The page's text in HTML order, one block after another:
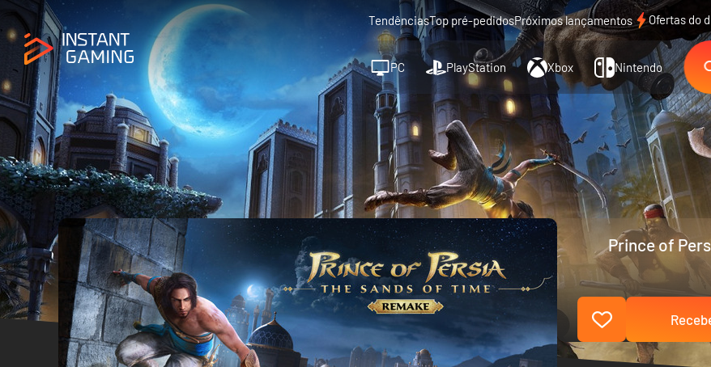
TendênciasTop pré-pedidosPróximos lançamentos Ofertas do
PC PlayStation Xbox Nintendo
Prince of